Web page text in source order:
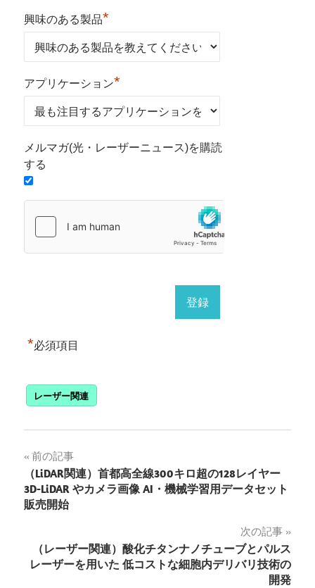
興味のある製品*
アプリケーション*
メルマガ(光・レーザーニュース)を購読
する
*必須項目
レーザー関連
投
稿
ナ
ビ
ゲ
前の記事
（LiDAR関連）首都高全線300キロ超の128レイヤー
3D-LiDAR やカメラ画像 AI・機械学習用データセット
販売開始
次の記事
（レーザー関連）酸化チタンナノチューブとパルス
レーザーを用いた 低コストな細胞内デリバリ技術の
開発